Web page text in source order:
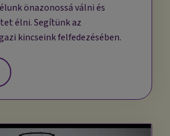
önazonossá válni és
élni. Segítünk az
kincseink felfedezésében.